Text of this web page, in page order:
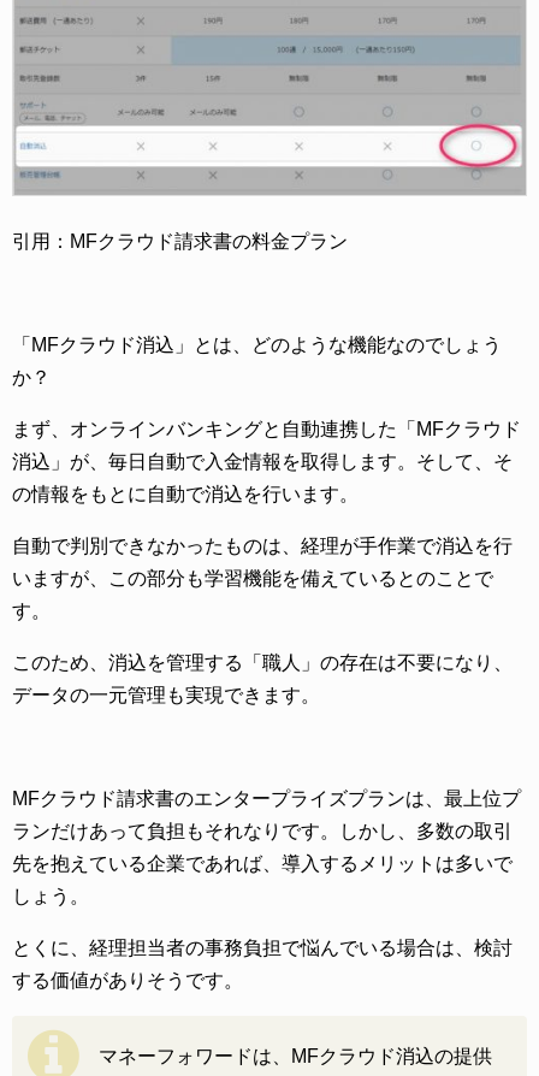
引用：MFクラウド請求書の料金プラン
「MFクラウド消込」とは、どのような機能なのでしょう
か？
まず、オンラインバンキングと自動連携した「MFクラウド
消込」が、毎日自動で入金情報を取得します。そして、そ
の情報をもとに自動で消込を行います。
自動で判別できなかったものは、経理が手作業で消込を行
いますが、この部分も学習機能を備えているとのことで
す。
このため、消込を管理する「職人」の存在は不要になり、
データの一元管理も実現できます。
MFクラウド請求書のエンタープライズプランは、最上位プ
ランだけあって負担もそれなりです。しかし、多数の取引
先を抱えている企業であれば、導入するメリットは多いで
しょう。
とくに、経理担当者の事務負担で悩んでいる場合は、検討
する価値がありそうです。
マネーフォワードは、MFクラウド消込の提供